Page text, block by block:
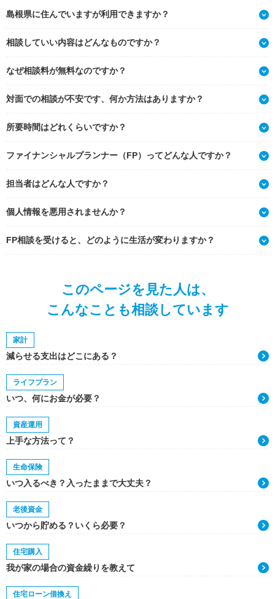
島根県に住んでいますが利用できますか？
相談していい内容はどんなものですか？
なぜ相談料が無料なのですか？
対面での相談が不安です、何か方法はありますか？
所要時間はどれくらいですか？
ファイナンシャルプランナー（FP）ってどんな人ですか？
担当者はどんな人ですか？
個人情報を悪用されませんか？
FP相談を受けると、どのように生活が変わりますか？
このページを見た人は、
こんなことも相談しています
家計
減らせる支出はどこにある？
ライフプラン
いつ、何にお金が必要？
資産運用
上手な方法って？
生命保険
いつ入るべき？入ったままで大丈夫？
老後資金
いつから貯める？いくら必要？
住宅購入
我が家の場合の資金繰りを教えて
住宅ローン借換え